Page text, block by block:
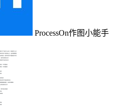
ProcessOn作图小能手